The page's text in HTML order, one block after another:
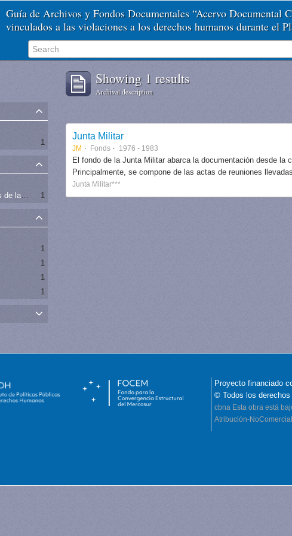
Guía de Archivos y Fondos Documentales “Acervo Documental
vinculados a las violaciones a los derechos humanos durante el
1
Dirección de Estudios Históricos de la Fuerza Aérea
1
1
1
1
1
Showing 1 results
Archival description
Junta Militar
JM Fonds 1976 - 1983
El fondo de la Junta Militar abarca la documentación desde
Principalmente, se compone de las actas de reuniones
Junta Militar***
Proyecto financiado
© Todos los
cbna Esta obra está
Atribución-